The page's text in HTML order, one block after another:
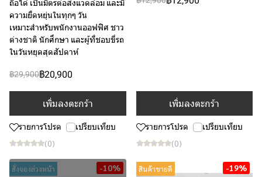
ถือได้ เป็นมิตรต่อสิ่งแวดล้อม และมี
ความยืดหยุ่นในทุกๆ วัน
เหมาะสำหรับพนักงานออฟฟิศ ชาว
ต่างชาติ นักศึกษา และผู้ที่ชอบขี่รถ
ในวันหยุดสุดสัปดาห์
฿29,900฿20,900
เพิ่มลงตะกร้า
รายการโปรด เปรียบเทียบ
(0)
เพิ่มลงตะกร้า
รายการโปรด เปรียบเทียบ
(0)
สั่งจองล่วงหน้า -10% สินค้าขายดี -19%